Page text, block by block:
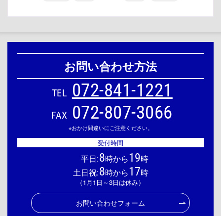
お問い合わせ方法
TEL 072-841-1221
FAX 072-807-3066
※おかけ間違いにご注意ください。
受付時間
平日:8時から19時
土日祝:8時から17時
（1月1日～3日は休み）
お問い合わせフォーム